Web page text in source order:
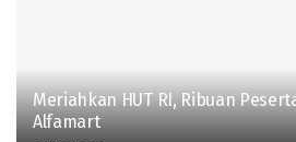
Meriahkan HUT RI, Ribuan
Alfamart